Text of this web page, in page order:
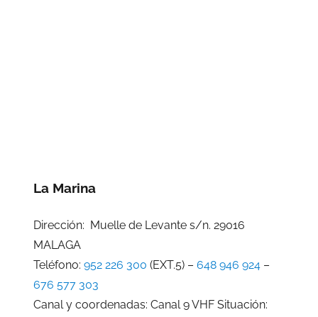
La Marina
Dirección: Muelle de Levante s/n. 29016
MALAGA
Teléfono:952 226 300 (EXT.5) –648 946 924 –
676 577 303
Canal y coordenadas: Canal 9 VHF Situación: